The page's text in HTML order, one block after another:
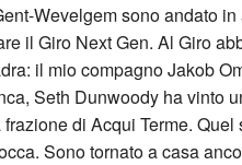
Wevelgem sono andato
il Giro Next Gen. Al Giro
il mio compagno Jakob
Seth Dunwoody ha vinto
di Acqui Terme.
Sono tornato a casa